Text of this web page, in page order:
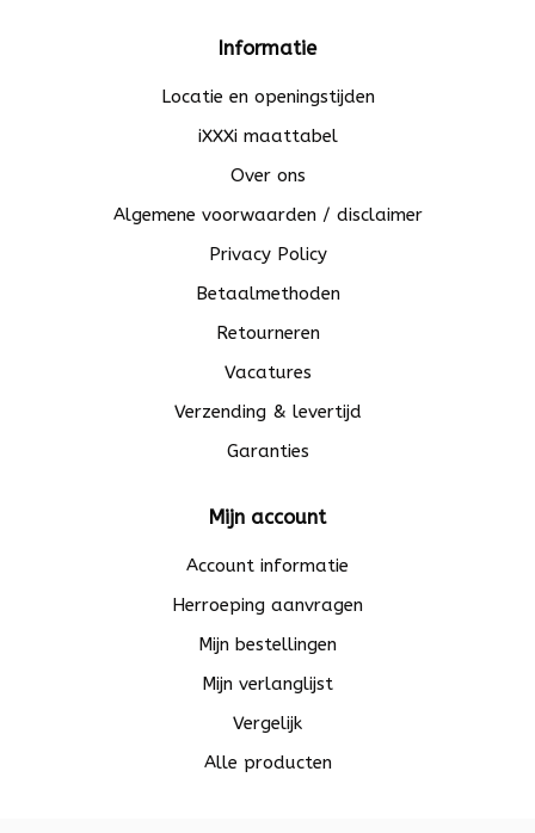
Informatie
Locatie en openingstijden
iXXXi maattabel
Over ons
Algemene voorwaarden / disclaimer
Privacy Policy
Betaalmethoden
Retourneren
Vacatures
Verzending & levertijd
Garanties
Mijn account
Account informatie
Herroeping aanvragen
Mijn bestellingen
Mijn verlanglijst
Vergelijk
Alle producten